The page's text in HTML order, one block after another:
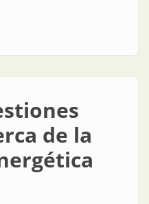
instalaciones eléctricas
de la